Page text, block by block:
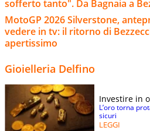
sofferto tanto". Da Bagnaia a
MotoGP 2026 Silverstone,
vedere in tv: il ritorno di
apertissimo
Gioielleria Delfino
Investire in
L’oro torna
sicuri
LEGGI